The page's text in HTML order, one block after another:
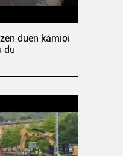
duen kamioi
du